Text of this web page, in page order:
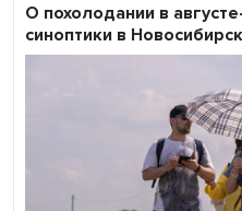
О похолодании в
синоптики в